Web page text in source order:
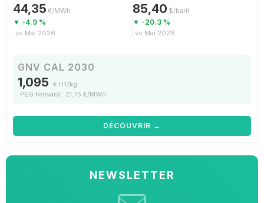
44,35 €/MWh
▼ -4.9 %
vs Mai 2026
85,40 $/baril
▼ -20.3 %
vs Mai 2026
GNV CAL 2030
1,095 € HT/kg
PEG forward : 21,75 €/MWh
DÉCOUVRIR →
NEWSLETTER